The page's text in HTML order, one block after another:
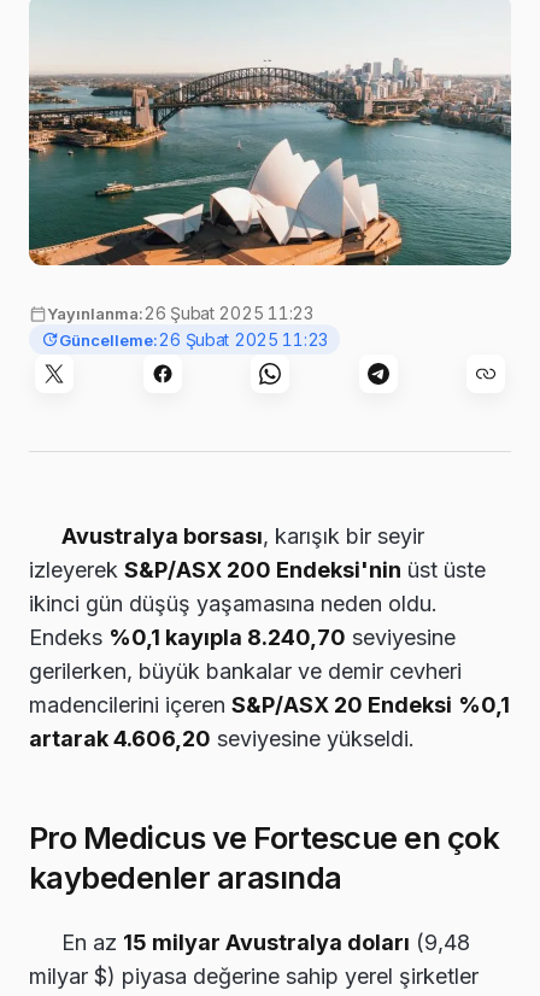
Yayınlanma:26 Şubat 2025 11:23
Güncelleme:26 Şubat 2025 11:23
Avustralya borsası, karışık bir seyir
izleyerek S&P/ASX 200 Endeksi'nin üst üste
ikinci gün düşüş yaşamasına neden oldu.
Endeks %0,1 kayıpla 8.240,70 seviyesine
gerilerken, büyük bankalar ve demir cevheri
madencilerini içeren S&P/ASX 20 Endeksi %0,1
artarak 4.606,20 seviyesine yükseldi.
Pro Medicus ve Fortescue en çok
kaybedenler arasında
En az 15 milyar Avustralya doları (9,48
milyar $) piyasa değerine sahip yerel şirketler